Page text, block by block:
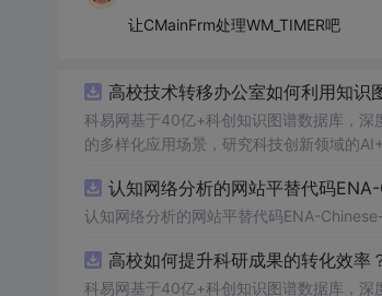
让CMainFrm处理WM_TIMER吧
高校技术转移办公室如何利用知
科易网基于40亿+科创知识图谱数据库，深
的多样化应用场景，研究科技创新领域的
认知网络分析的网站平替代码
认知网络分析的网站平替代码ENA-
高校如何提升科研成果的转化效率
科易网基于40亿+科创知识图谱数据库，深